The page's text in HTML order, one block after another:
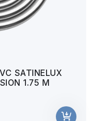
SATINELUX
1.75 M